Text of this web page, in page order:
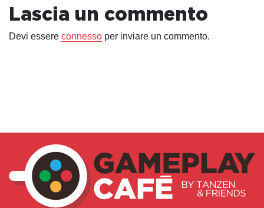
Lascia un commento
Devi essere connesso per inviare un commento.